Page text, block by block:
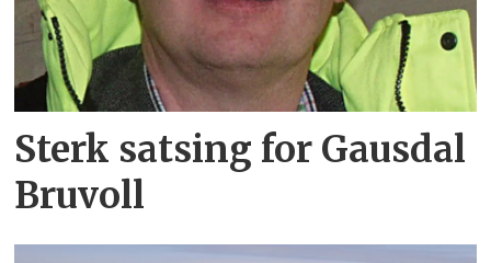
Sterk satsing for Gausdal
Bruvoll